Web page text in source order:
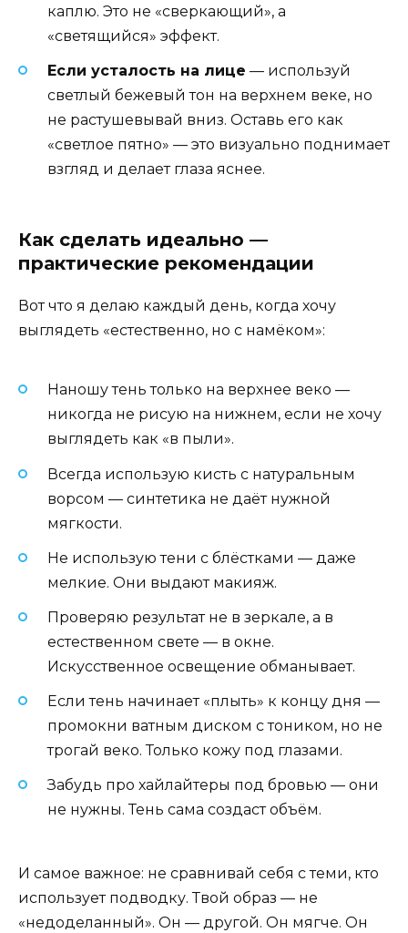
каплю. Это не «сверкающий», а
«светящийся» эффект.
Если усталость на лице — используй
светлый бежевый тон на верхнем веке, но
не растушевывай вниз. Оставь его как
«светлое пятно» — это визуально поднимает
взгляд и делает глаза яснее.
Как сделать идеально —
практические рекомендации
Вот что я делаю каждый день, когда хочу
выглядеть «естественно, но с намёком»:
Наношу тень только на верхнее веко —
никогда не рисую на нижнем, если не хочу
выглядеть как «в пыли».
Всегда использую кисть с натуральным
ворсом — синтетика не даёт нужной
мягкости.
Не использую тени с блёстками — даже
мелкие. Они выдают макияж.
Проверяю результат не в зеркале, а в
естественном свете — в окне.
Искусственное освещение обманывает.
Если тень начинает «плыть» к концу дня —
промокни ватным диском с тоником, но не
трогай веко. Только кожу под глазами.
Забудь про хайлайтеры под бровью — они
не нужны. Тень сама создаст объём.
И самое важное: не сравнивай себя с теми, кто
использует подводку. Твой образ — не
«недоделанный». Он — другой. Он мягче. Он